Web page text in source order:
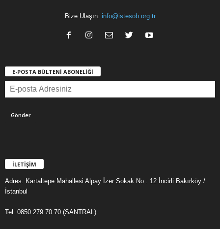
Bize Ulaşın: info@istesob.org.tr
E-POSTA BÜLTENİ ABONELİĞİ
İLETİŞİM
Adres: Kartaltepe Mahallesi Alpay İzer Sokak No : 12 İncirli Bakırköy /
İstanbul
Tel: 0850 279 70 70 (SANTRAL)